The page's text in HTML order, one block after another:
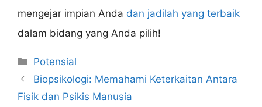
mengejar impian Anda dan jadilah yang terbaik
dalam bidang yang Anda pilih!
Categories
Potensial
Biopsikologi: Memahami Keterkaitan Antara
Fisik dan Psikis Manusia